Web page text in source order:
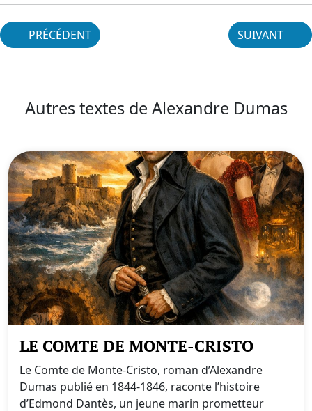
PRÉCÉDENT SUIVANT
Autres textes de Alexandre Dumas
LE COMTE DE MONTE-CRISTO
Le Comte de Monte-Cristo, roman d’Alexandre
Dumas publié en 1844-1846, raconte l’histoire
d’Edmond Dantès, un jeune marin prometteur